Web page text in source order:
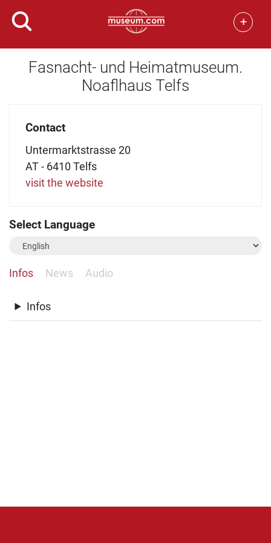
+
Fasnacht- und Heimatmuseum.
Noaflhaus Telfs
Contact
Untermarktstrasse 20
AT - 6410 Telfs
visit the website
Select Language
Infos News Audio
Infos